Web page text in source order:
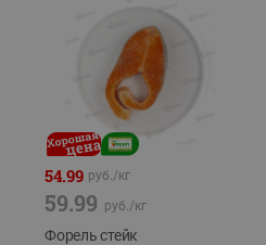
54.99 руб./кг
59.99 руб./кг
Форель стейк